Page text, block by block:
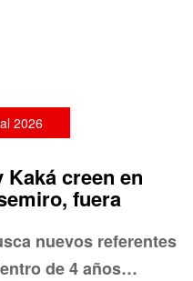
2026
creen en
fuera
nuevos referentes
de 4 años…